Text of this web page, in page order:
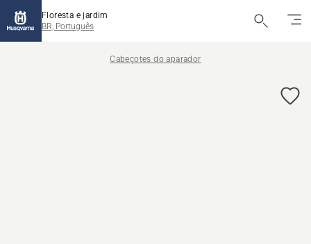
Floresta e jardim
BR, Português
Cabeçotes do aparador